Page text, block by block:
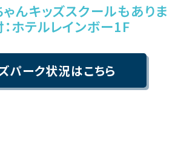
んキッズスクールもありま
ホテルレインボー1F
パーク状況はこちら